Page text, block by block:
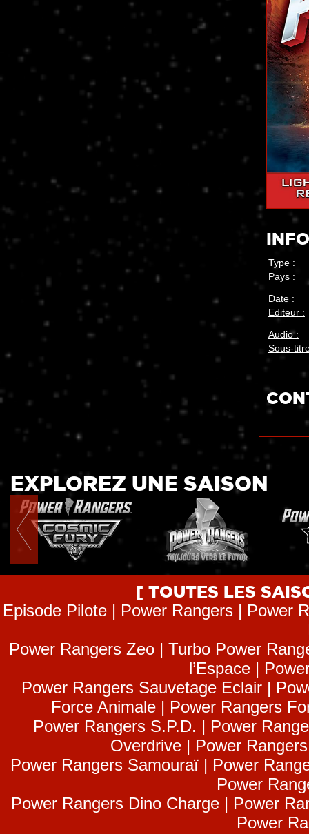
Type :
Pays :
Date :
Editeur :
Audio :
Sous-
EXPLOREZ UNE SAISON
[ TOUTES LES
Episode Pilote | Power Rangers | Power
Power Rangers Zeo | Turbo Power
l’Espace |
Power Rangers Sauvetage Eclair |
Force Animale | Power Rangers
Power Rangers S.P.D. | Power
Overdrive | Power
Power Rangers Samouraï | Power
Power
Power Rangers Dino Charge | Power
Power